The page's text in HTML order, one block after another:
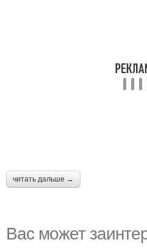
читать дальше →
Вас может